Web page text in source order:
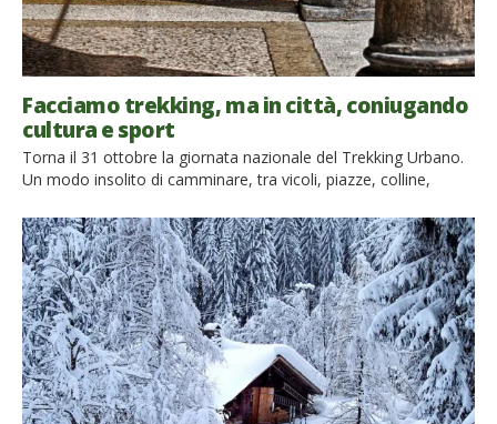
Facciamo trekking, ma in città, coniugando
cultura e sport
Torna il 31 ottobre la giornata nazionale del Trekking Urbano.
Un modo insolito di camminare, tra vicoli, piazze, colline,
nostri borghi, da Trieste a Cagliari, strizzando l’occhio a
benessere e fitness. Non si tratta solo una passeggiata in città
ma di un vero sport, un’attività fisica […]